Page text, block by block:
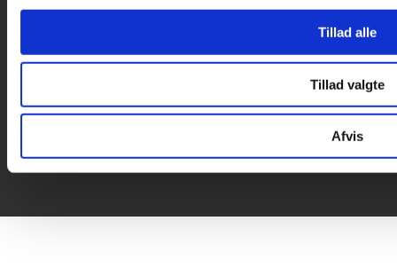
Tillad alle
Tillad valgte
Afvis
